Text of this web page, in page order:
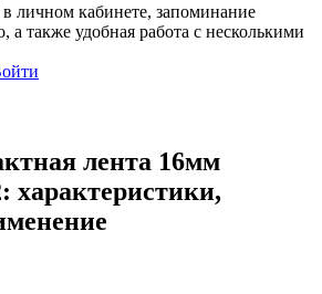
в личном кабинете, запоминание
, а также удобная работа с несколькими
лента 16мм
характеристики,